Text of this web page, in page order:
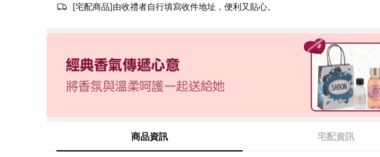
[宅配商品]由收禮者自行填寫收件地址，便利又貼心。
商品資訊 宅配資訊